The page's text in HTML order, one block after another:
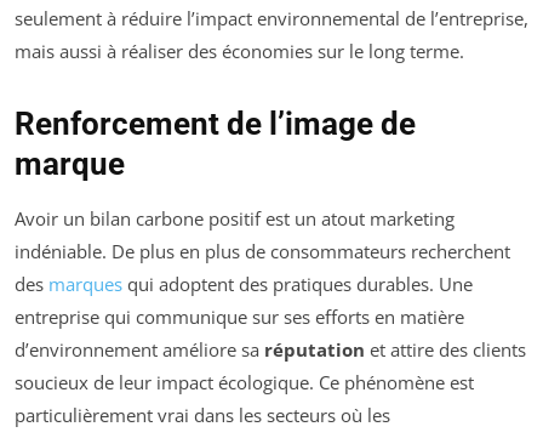
seulement à réduire l’impact environnemental de l’entreprise,
mais aussi à réaliser des économies sur le long terme.
Renforcement de l’image de
marque
Avoir un bilan carbone positif est un atout marketing
indéniable. De plus en plus de consommateurs recherchent
des marques qui adoptent des pratiques durables. Une
entreprise qui communique sur ses efforts en matière
d’environnement améliore sa réputation et attire des clients
soucieux de leur impact écologique. Ce phénomène est
particulièrement vrai dans les secteurs où les